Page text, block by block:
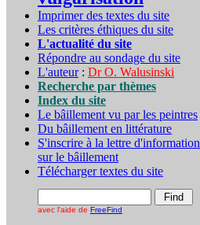
Imprimer des textes du site
Les critères éthiques du site
L'actualité du site
Répondre au sondage du site
L'auteur: Dr O. Walusinski
Recherche par thèmes
Index du site
Le bâillement vu par les peintres
Du bâillement en littérature
S'inscrire à la lettre d'information
sur le bâillement
Télécharger textes du site
avec l'aide de FreeFind